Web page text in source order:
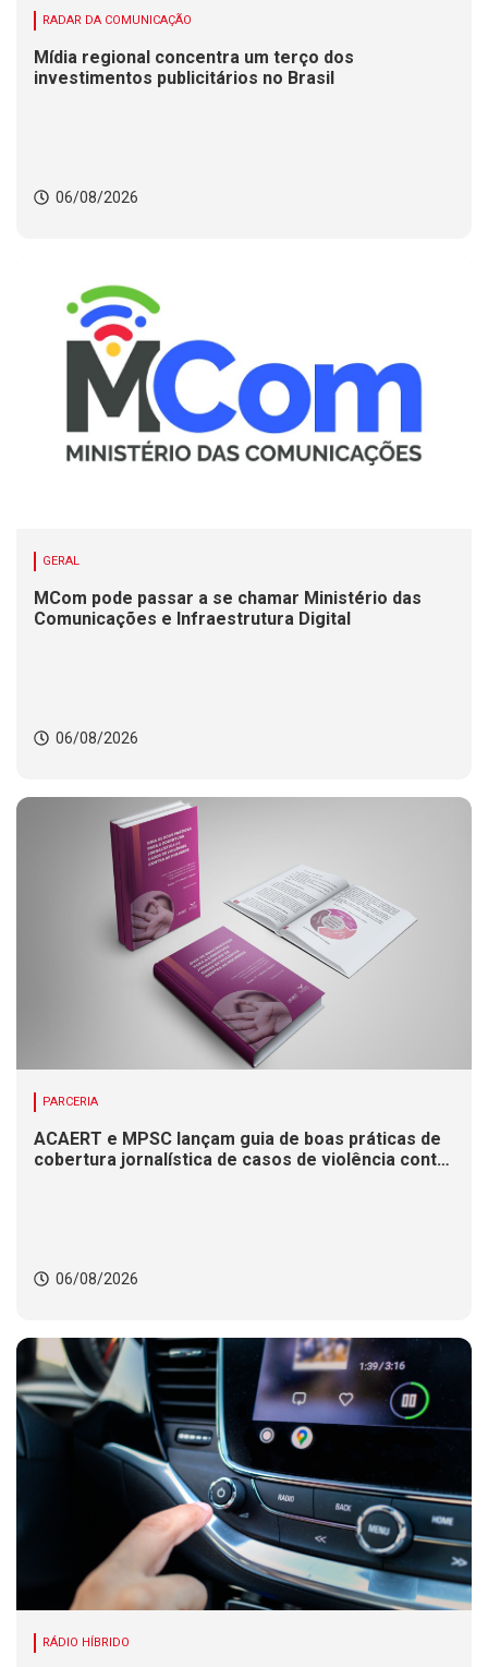
RADAR DA COMUNICAÇÃO
Mídia regional concentra um terço dos
investimentos publicitários no Brasil
06/08/2026
GERAL
MCom pode passar a se chamar Ministério das
Comunicações e Infraestrutura Digital
06/08/2026
PARCERIA
ACAERT e MPSC lançam guia de boas práticas de
cobertura jornalística de casos de violência contra
06/08/2026
RÁDIO HÍBRIDO